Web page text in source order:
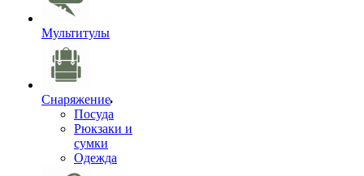
Мультитулы
Снаряжение
Посуда
Рюкзаки и
сумки
Одежда